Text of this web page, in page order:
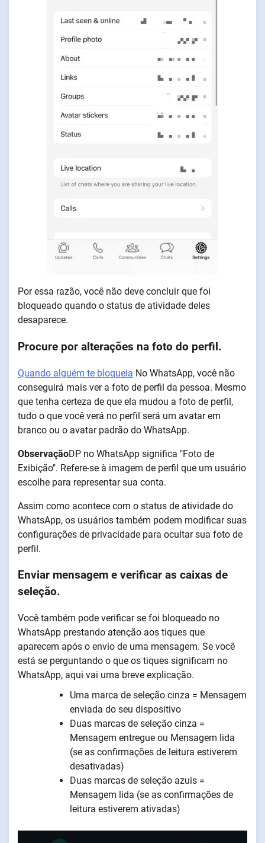
Por essa razão, você não deve concluir que foi
bloqueado quando o status de atividade deles
desaparece.
Procure por alterações na foto do perfil.
Quando alguém te bloqueia No WhatsApp, você não
conseguirá mais ver a foto de perfil da pessoa. Mesmo
que tenha certeza de que ela mudou a foto de perfil,
tudo o que você verá no perfil será um avatar em
branco ou o avatar padrão do WhatsApp.
ObservaçãoDP no WhatsApp significa "Foto de
Exibição". Refere-se à imagem de perfil que um usuário
escolhe para representar sua conta.
Assim como acontece com o status de atividade do
WhatsApp, os usuários também podem modificar suas
configurações de privacidade para ocultar sua foto de
perfil.
Enviar mensagem e verificar as caixas de
seleção.
Você também pode verificar se foi bloqueado no
WhatsApp prestando atenção aos tiques que
aparecem após o envio de uma mensagem. Se você
está se perguntando o que os tiques significam no
WhatsApp, aqui vai uma breve explicação.
Uma marca de seleção cinza = Mensagem
enviada do seu dispositivo
Duas marcas de seleção cinza =
Mensagem entregue ou Mensagem lida
(se as confirmações de leitura estiverem
desativadas)
Duas marcas de seleção azuis =
Mensagem lida (se as confirmações de
leitura estiverem ativadas)